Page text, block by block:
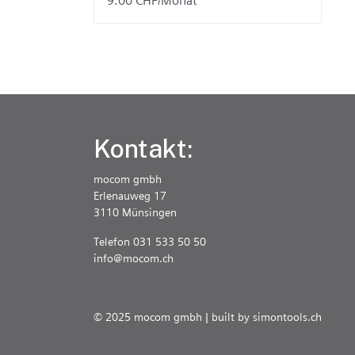
Kontakt:
mocom gmbh
Erlenauweg 17
3110 Münsingen
Telefon 031 533 50 50
info@mocom.ch
© 2025 mocom gmbh | built by simontools.ch